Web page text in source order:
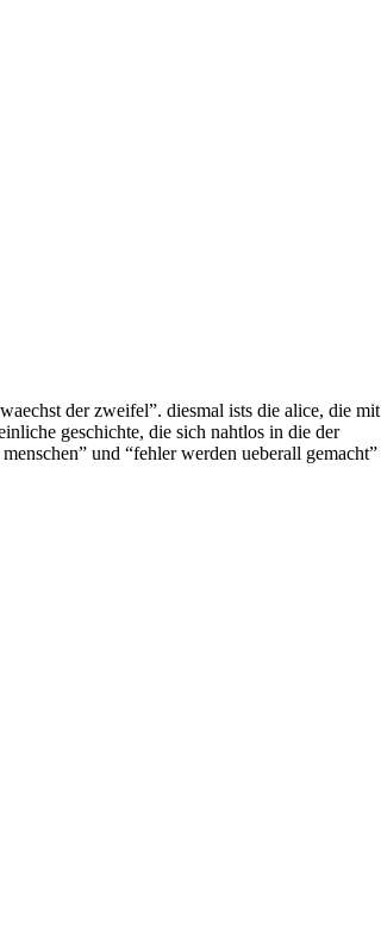
der zweifel”. diesmal ists die alice, die mit
geschichte, die sich nahtlos in die der
und “fehler werden ueberall gemacht”